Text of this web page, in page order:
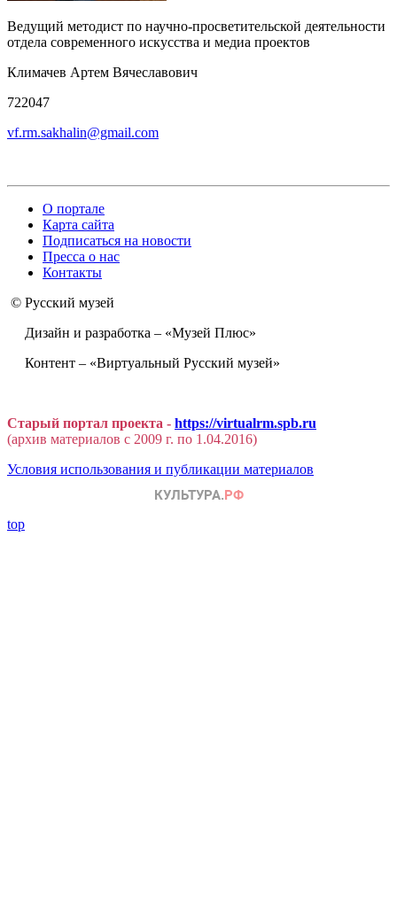
Ведущий методист по научно-просветительской деятельности
отдела современного искусства и медиа проектов
Климачев Артем Вячеславович
722047
vf.rm.sakhalin@gmail.com
О портале
Карта сайта
Подписаться на новости
Пресса о нас
Контакты
© Русский музей
Дизайн и разработка – «Музей Плюс»
Контент – «Виртуальный Русский музей»
Старый портал проекта - https://virtualrm.spb.ru
(архив материалов с 2009 г. по 1.04.2016)
Условия использования и публикации материалов
top